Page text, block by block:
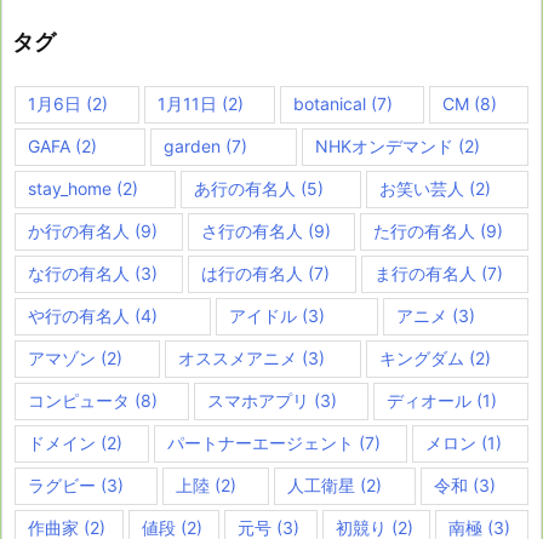
タグ
1月6日 (2) 1月11日 (2) botanical (7) CM (8)
GAFA (2) garden (7) NHKオンデマンド (2)
stay_home (2) あ行の有名人 (5) お笑い芸人 (2)
か行の有名人 (9) さ行の有名人 (9) た行の有名人 (9)
な行の有名人 (3) は行の有名人 (7) ま行の有名人 (7)
や行の有名人 (4) アイドル (3) アニメ (3)
アマゾン (2) オススメアニメ (3) キングダム (2)
コンピュータ (8) スマホアプリ (3) ディオール (1)
ドメイン (2) パートナーエージェント (7) メロン (1)
ラグビー (3) 上陸(2) 人工衛星 (2) 令和 (3)
作曲家 (2) 値段(2) 元号 (3) 初競り (2) 南極 (3)